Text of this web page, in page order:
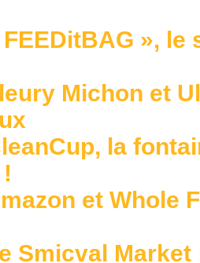
FEEDitBAG », le
Michon et
la
et Whole
Smicval